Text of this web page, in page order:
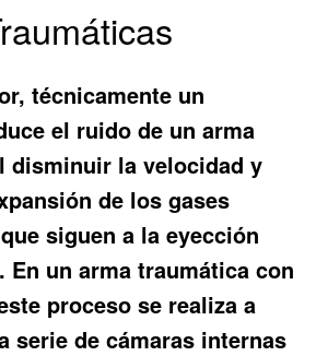
técnicamente un
el ruido de un arma
disminuir la velocidad y
de los gases
siguen a la eyección
un arma traumática con
proceso se realiza a
serie de cámaras internas